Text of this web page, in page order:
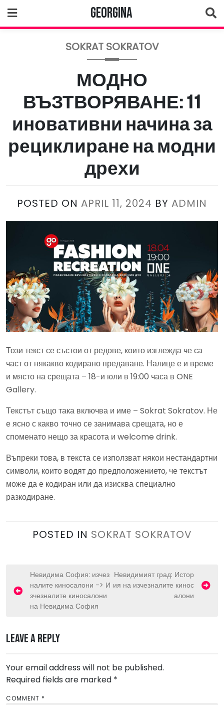
to
content
Georgina
SOKRAT SOKRATOV
МОДНО
ВЪЗТВОРЯВАНЕ: 11
иновативни начина за
рециклиране на модни
дрехи
POSTED ON APRIL 11, 2024 BY ADMIN
Този текст се състои от редове, които изглежда че са
част от някакво кодирано предаване. Налице е и време
и място на срещата – 18-и юли в 19:00 часа в ONE
Gallery.
Текстът също така включва и име – Sokrat Sokratov. Не
е ясно с какво точно се занимава срещата, но е
споменато нещо за красота и welcome drink.
Въпреки това, в текста се използват някои нестандартни
символи, които водят до предположението, че текстът
може да е кодиран или да изисква специално
разкодиране.
POSTED IN SOKRAT SOKRATOV
o
n
v
i
g
Невидима София: изчез
налите киносалони -> И
зчезналите киносалони
на Невидима София
Невидимият град: Истор
ия на изчезналите кинос
алони
Leave a Reply
Your email address will not be published.
Required fields are marked *
COMMENT *